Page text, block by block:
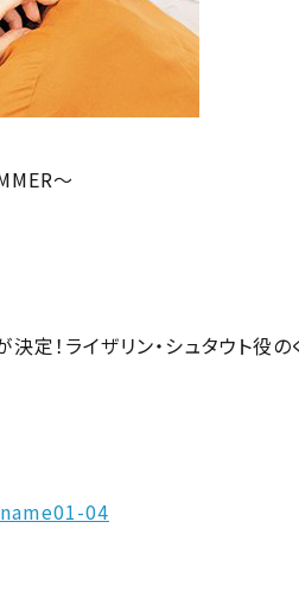
～
！ライザリン・シュタウト役の
04